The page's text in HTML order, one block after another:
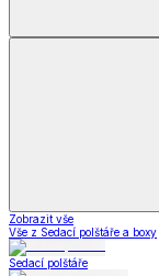
Zobrazit vše
Vše z Sedací polštáře a boxy
Sedací polštáře